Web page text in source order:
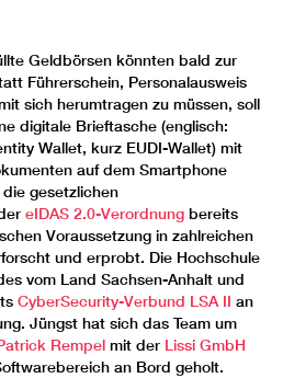
Geldbörsen könnten bald zur
Führerschein, Personalausweis
sich herumtragen zu müssen, soll
digitale Brieftasche (englisch:
Wallet, kurz EUDI-Wallet) mit
auf dem Smartphone
gesetzlichen
eIDAS 2.0-Verordnung bereits
Voraussetzung in zahlreichen
und erprobt. Die Hochschule
vom Land Sachsen-Anhalt und
CyberSecurity-Verbund LSA II an
Jüngst hat sich das Team um
Rempel mit der Lissi GmbH
an Bord geholt.